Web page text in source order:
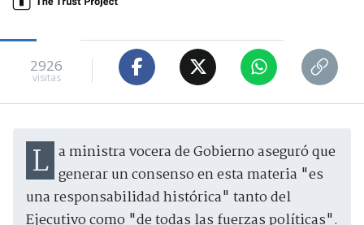
2926
visitas
La ministra vocera de Gobierno aseguró que generar un consenso en esta materia "es
una responsabilidad histórica" tanto del
Ejecutivo como "de todas las fuerzas políticas".